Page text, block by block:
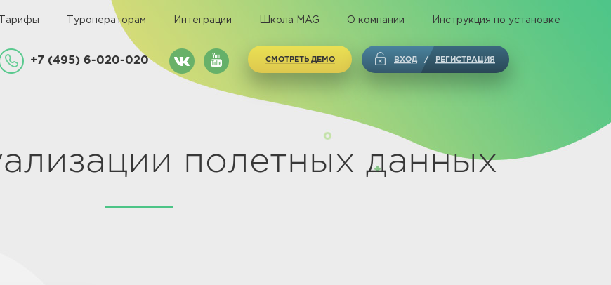
Тарифы Туроператорам Интеграции Школа MAG О компании Инструкция по установке
+7 (495) 6-020-020 СМОТРЕТЬ ДЕМО ВХОД / РЕГИСТРАЦИЯ
полетных данных